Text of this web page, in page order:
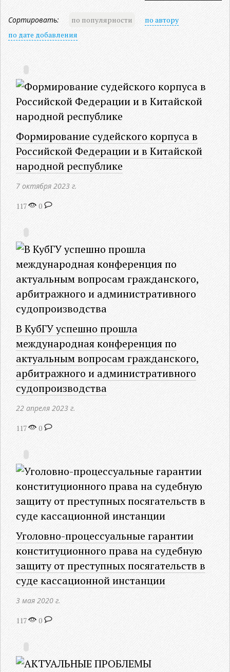
Сортировать: по популярности
по автору
по дате добавления
Формирование судейского корпуса в
Российской Федерации и в Китайской
народной республике
7 октября 2023 г.
117 0
В КубГУ успешно прошла
международная конференция по
актуальным вопросам гражданского,
арбитражного и административного
судопроизводства
22 апреля 2023 г.
117 0
Уголовно-процессуальные гарантии
конституционного права на судебную
защиту от преступных посягательств в
суде кассационной инстанции
3 мая 2020 г.
117 0